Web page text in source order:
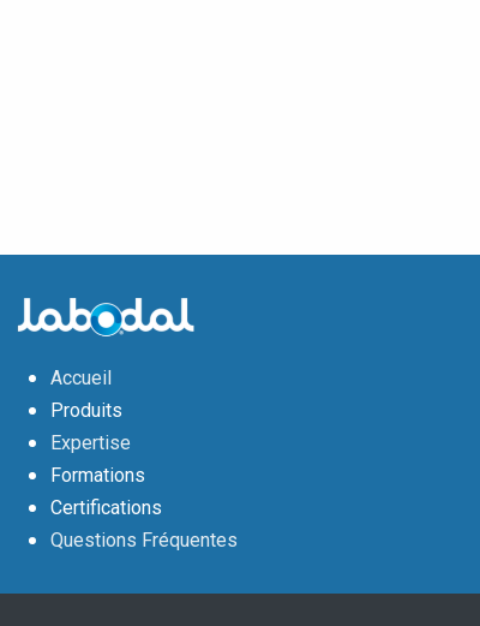
Accueil
Produits
Expertise
Formations
Certifications
Questions Fréquentes